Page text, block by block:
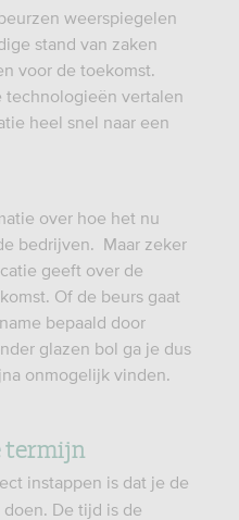
weerspiegelen
stand van zaken
voor de toekomst.
technologieën vertalen
heel snel naar een
over hoe het nu
bedrijven. Maar zeker
geeft over de
Of de beurs gaat
bepaald door
glazen bol ga je dus
onmogelijk vinden.
termijn
instappen is dat je de
De tijd is de